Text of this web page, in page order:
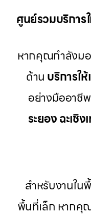
ศูนย์รวมบริการ
หากคุณกำลังมอ
ด้าน บริการใ
อย่างมืออาชี
ระยอง ฉะเชิ
สำหรับงานใน
พื้นที่เล็ก หากคุ